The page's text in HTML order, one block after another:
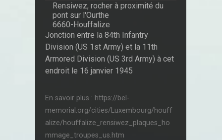
Rensiwez, rocher à proximité du
pont sur l'Ourthe
6660-Houffalize
Jonction entre la 84th Infantry
Division (US 1st Army) et la 11th
Armored Division (US 3rd Army) à cet
endroit le 16 janvier 1945
En savoir plus : https://bel-
memorial.org/cities/Luxembourg/houff
alize/houffalize_rensiwez_plaques_ho
mmage_troupes_us.htm